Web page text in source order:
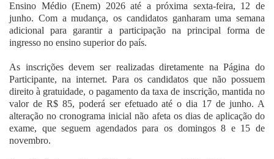
Ensino Médio (Enem) 2026 até a próxima sexta-feira, 12 de
junho. Com a mudança, os candidatos ganharam uma semana
adicional para garantir a participação na principal forma de
ingresso no ensino superior do país.
As inscrições devem ser realizadas diretamente na Página do
Participante, na internet. Para os candidatos que não possuem
direito à gratuidade, o pagamento da taxa de inscrição, mantida no
valor de R$ 85, poderá ser efetuado até o dia 17 de junho. A
alteração no cronograma inicial não afeta os dias de aplicação do
exame, que seguem agendados para os domingos 8 e 15 de
novembro.